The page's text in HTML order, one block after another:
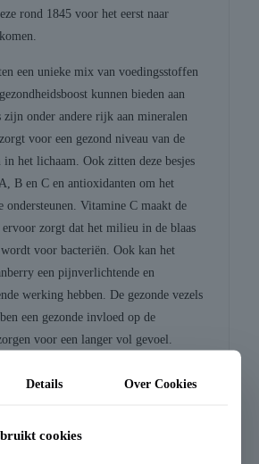
rond 1845 voor het eerst naar
een unieke mix van voedingsstoffen
kunnen bieden aan
zijn onder andere rijk aan mineralen
voor een gezond niveau van de
het lichaam. Ook zitten deze besjes
B en C en antioxidanten om het
ondersteunen. Vitamine C maakt de
zorgt dat het milieu in de blaas
voor bacteriën. Ook kan het
een pijnverlichtende en
werking hebben. De gezonde vezels
een gezonde invloed op de
voor een langer vol gevoel.
huid, gewrichten, botten en
Details Over Cookies
cookies